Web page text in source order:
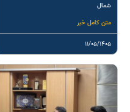
شمال
متن کامل خبر
۱۱/۰۵/۱۴۰۵